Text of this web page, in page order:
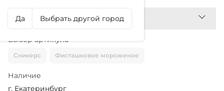
Да Выбрать другой город
Выбор артикула
Сникерс Фисташковое мороженое
Наличие
г. Екатеринбург